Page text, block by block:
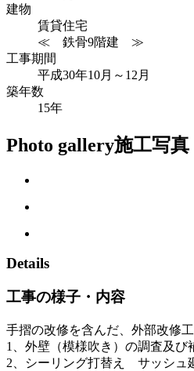
建物
賃貸住宅
≪ 鉄骨9階建 ≫
工事期間
平成30年10月～12月
築年数
15年
Photo gallery施工写真
Details
工事の様子・内容
手摺の改修を含んだ、外部改修
1、外壁（模様吹き）の調査及
2、シーリング打替え サッシ